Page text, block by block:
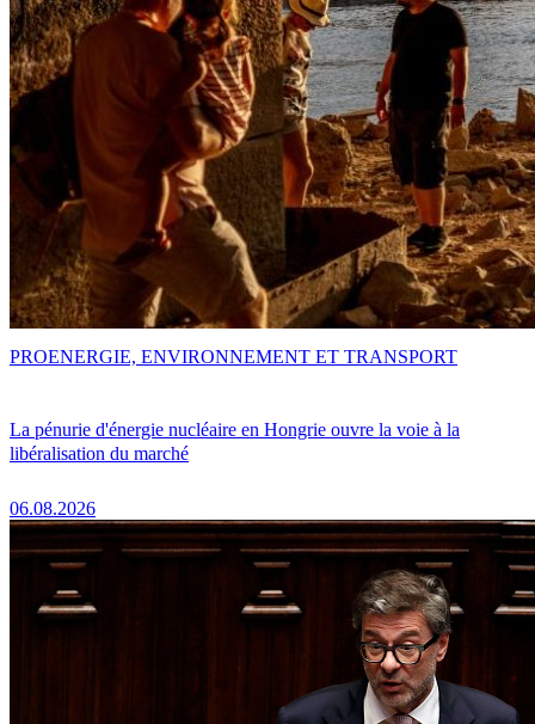
La pénurie d'énergie nucléaire en Hongrie ouvre la voie à la
libéralisation du marché
06.08.2026
PROENERGIE, ENVIRONNEMENT ET TRANSPORT